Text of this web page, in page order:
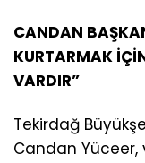
CANDAN
KURTARMAK
VARDIR”
Tekirdağ
Candan